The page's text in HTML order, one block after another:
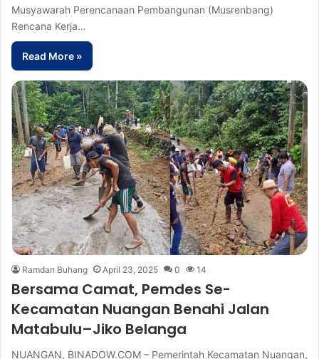
Musyawarah Perencanaan Pembangunan (Musrenbang)
Rencana Kerja…
Read More »
Ramdan Buhang April 23, 2025 0 14
Bersama Camat, Pemdes Se-
Kecamatan Nuangan Benahi Jalan
Matabulu–Jiko Belanga
NUANGAN, BINADOW.COM – Pemerintah Kecamatan Nuangan,